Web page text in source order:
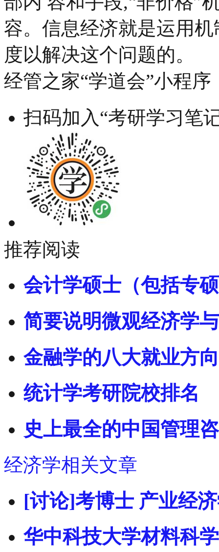
容。信息经济就是运用
度以解决这个问题的。
经管之家“学道会”小程序
扫码加入“考研学习笔
推荐阅读
会计学硕士（包括专
简要说明微观经济学
金融学的八大就业方
统计学考研院校排名
史上最全的中国管理
经济学相关文章
[讨论]考博士 产业经
华中科技大学材料科